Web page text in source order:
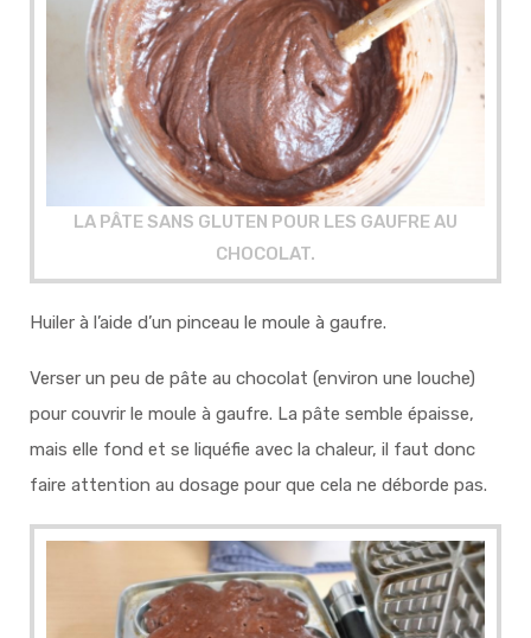
LA PÂTE SANS GLUTEN POUR LES GAUFRE AU
CHOCOLAT.
Huiler à l’aide d’un pinceau le moule à gaufre.
Verser un peu de pâte au chocolat (environ une louche)
pour couvrir le moule à gaufre. La pâte semble épaisse,
mais elle fond et se liquéfie avec la chaleur, il faut donc
faire attention au dosage pour que cela ne déborde pas.